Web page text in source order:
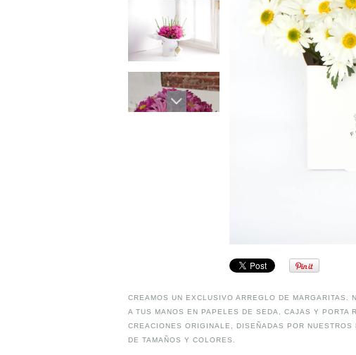
CREAMOS UN EXCLUSIVO ARREGLO DE MARGARITAS.
A TUS MANOS EN PAPELES DE SEDA, CAJAS Y PORTA
CREACIONES ORIGINALE, DISEÑADAS POR
DE TAMAÑOS Y COLORES.